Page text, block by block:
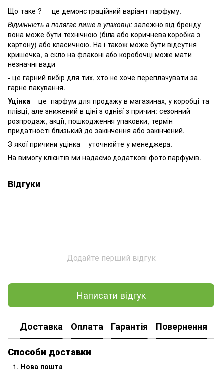
Що таке ? – це демонстраційний варіант парфуму.
Відмінність а полягає лише в упаковці: залежно від бренду
вона може бути технічною (біла або коричнева коробка з
картону) або класичною. На і також може бути відсутня
кришечка, а скло на флаконі або коробочці може мати
незначні вади.
- це гарний вибір для тих, хто не хоче переплачувати за
гарне пакування.
Уцінка – це парфум для продажу в магазинах, у коробці та
плівці, але знижений в ціні з однієї з причин: сезонний
розпродаж, акції, пошкодження упаковки, термін
придатності близький до закінчення або закінчений.
З якої причини уцінка – уточнюйте у менеджера.
На вимогу клієнтів ми надаємо додаткові фото парфумів.
Відгуки
Додайте перший відгук
Написати відгук
Доставка Оплата Гарантія
Повернення
Способи доставки
Нова пошта